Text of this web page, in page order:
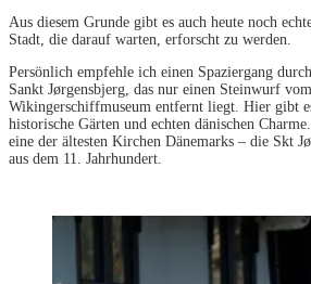
Aus diesem Grunde gibt es auch heute noch
Stadt, die darauf warten, erforscht zu werden.
Persönlich empfehle ich einen Spaziergang
Sankt Jørgensbjerg, das nur einen Steinwurf
Wikingerschiffmuseum entfernt liegt. Hier gibt
historische Gärten und echten dänischen
eine der ältesten Kirchen Dänemarks – die Skt
aus dem 11. Jahrhundert.